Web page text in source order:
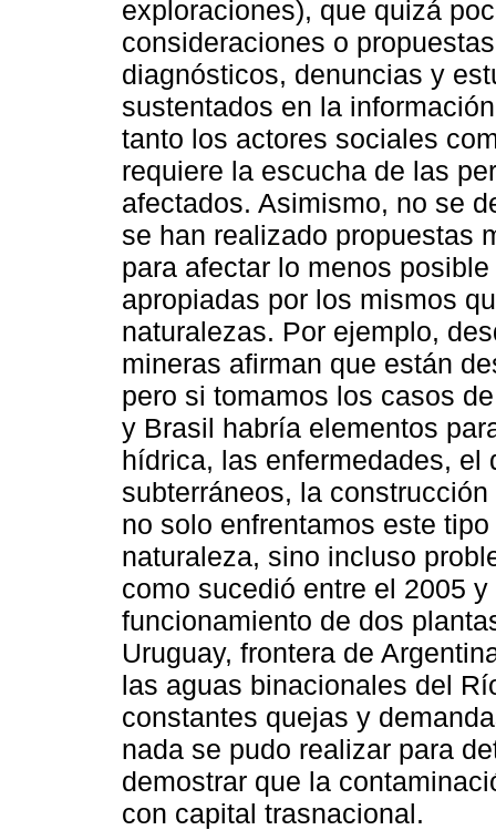
exploraciones), que quizá
consideraciones o
diagnósticos, denuncias y
sustentados en la
tanto los actores sociales
requiere la escucha de las
afectados. Asimismo, no se
se han realizado propuestas
para afectar lo menos
apropiadas por los mismos
naturalezas. Por ejemplo,
mineras afirman que están
pero si tomamos los casos
y Brasil habría elementos
hídrica, las enfermedades,
subterráneos, la
no solo enfrentamos este
naturaleza, sino incluso
como sucedió entre el 2005
funcionamiento de dos
Uruguay, frontera de
las aguas binacionales del
constantes quejas y
nada se pudo realizar para
demostrar que la
con capital trasnacional.